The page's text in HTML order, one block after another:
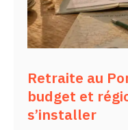
Retraite au
budget et
s’installer